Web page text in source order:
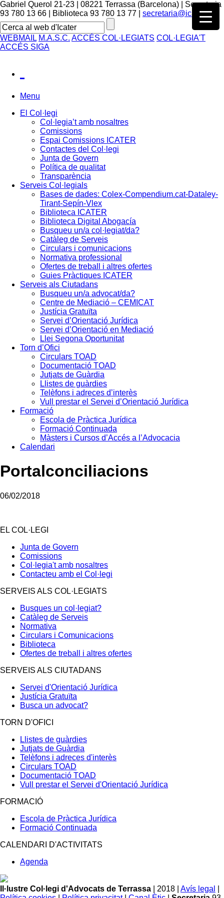
Gabriel Querol 21-23 | 08221 Terrassa (Barcelona) | Secretaria
93 780 13 66 | Biblioteca 93 780 13 77 | secretaria@icater.org
WEBMAIL M.A.S.C. ACCÉS COL·LEGIATS COL·LEGIA'T
ACCÉS SIGA
Menu
El Col·legi
Col·legia’t amb nosaltres
Comissions
Espai Comissions ICATER
Contactes del Col·legi
Junta de Govern
Política de qualitat
Transparència
Serveis Col·legials
Bases de dades: Colex-Compendium.cat-Dataley-
Tirant-Sepín-Vlex
Biblioteca ICATER
Biblioteca Digital Abogacía
Busqueu un/a col·legiat/da?
Catàleg de Serveis
Circulars i comunicacions
Normativa professional
Ofertes de treball i altres ofertes
Guies Pràctiques ICATER
Serveis als Ciutadans
Busqueu un/a advocat/da?
Centre de Mediació – CEMICAT
Justícia Gratuïta
Servei d’Orientació Jurídica
Servei d’Orientació en Mediació
Llei Segona Oportunitat
Torn d’Ofici
Circulars TOAD
Documentació TOAD
Jutjats de Guàrdia
Llistes de guàrdies
Telèfons i adreces d’interès
Vull prestar el Servei d’Orientació Jurídica
Formació
Escola de Pràctica Jurídica
Formació Continuada
Màsters i Cursos d’Accés a l’Advocacia
Calendari
Portalconciliacions
06/02/2018
EL COL·LEGI
Junta de Govern
Comissions
Col·legia't amb nosaltres
Contacteu amb el Col·legi
SERVEIS ALS COL·LEGIATS
Busques un col·legiat?
Catàleg de Serveis
Normativa
Circulars i Comunicacions
Biblioteca
Ofertes de treball i altres ofertes
SERVEIS ALS CIUTADANS
Servei d'Orientació Jurídica
Justícia Gratuïta
Busca un advocat?
TORN D'OFICI
Llistes de guàrdies
Jutjats de Guàrdia
Telèfons i adreces d'interès
Circulars TOAD
Documentació TOAD
Vull prestar el Servei d'Orientació Jurídica
FORMACIÓ
Escola de Pràctica Jurídica
Formació Continuada
CALENDARI D'ACTIVITATS
Agenda
Il·lustre Col·legi d'Advocats de Terrassa | 2018 | Avís legal